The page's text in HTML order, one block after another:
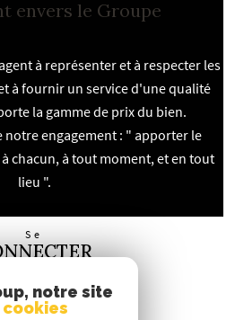
envers le Groupe
à représenter et à respecter les
à fournir un service d'une qualité
la gamme de prix du bien.
notre engagement : " apporter le
chacun, à tout moment, et en tout
lieu ".
Se
propriétaire
notre site